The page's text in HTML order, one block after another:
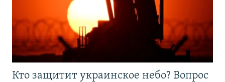
Кто защитит украинское небо? Вопрос